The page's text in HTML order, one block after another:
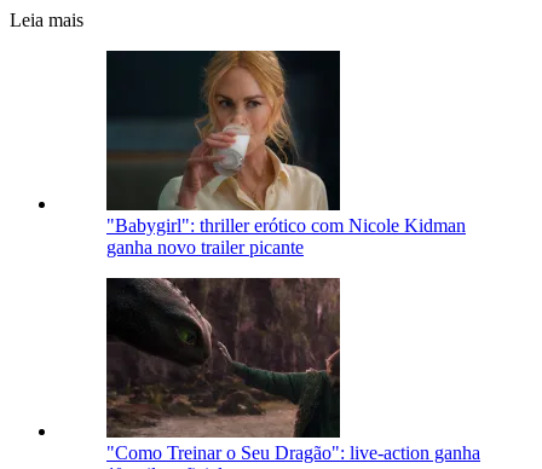
Leia mais
"Babygirl": thriller erótico com Nicole Kidman
ganha novo trailer picante
"Como Treinar o Seu Dragão": live-action ganha